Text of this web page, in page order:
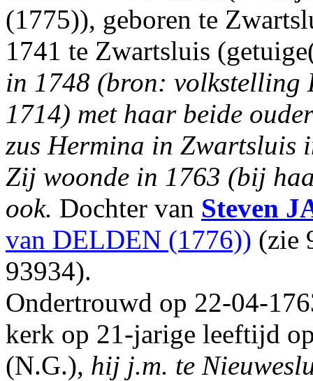
(1775)), geboren te
1741 te Zwartsluis
in 1748 (bron: volkstelling
1714) met haar beide
zus Hermina in Zwartsluis
Zij woonde in 1763 (bij
ook. Dochter van Steven
van DELDEN (1776)) (zie
93934).
Ondertrouwd op 22-04-
kerk op 21-jarige leeftijd
(N.G.), hij j.m. te